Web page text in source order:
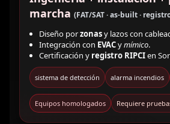
marcha (FAT/SAT · as-built ·
Diseño porzonasy lazos con
Integración con EVACymímico.
Certificación y registro RIPCIen
sistema de detección alarma incendios
Equipos homologados Requiere